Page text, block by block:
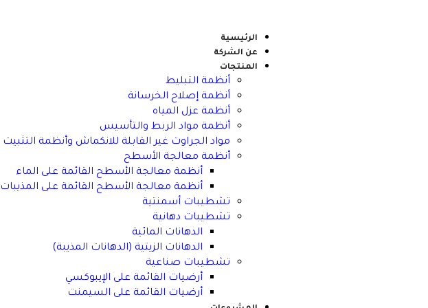
الرئيسية
عن الشركة
المنتجات
أنظمة التبليط
أنظمة إصلاح الخرسانة
أنظمة عزل المياه
أنظمة مواد الربط والتأسيس
مواد الجراوت غير القابلة للانكماش وأنظمة التثبيت
أنظمة معالجة الأسطح
أنظمة معالجة الأسطح القائمة على الماء
أنظمة معالجة الأسطح القائمة على المذيبات
تشطيبات أسمنتية
تشطيبات دهانية
الدهانات المائية
الدهانات الزيتية (الدهانات المذيبة)
تشطيبات صناعية
أرضيات القائمة على الإيبوكسي
أرضيات القائمة على السيمنت